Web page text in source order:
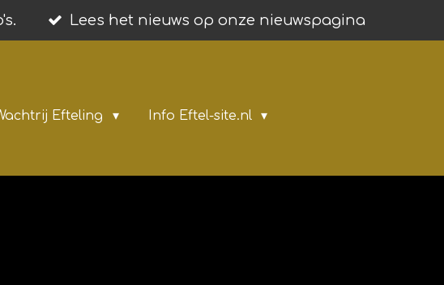
Lees het nieuws op onze nieuwspagina
Efteling Info Eftel-site.nl